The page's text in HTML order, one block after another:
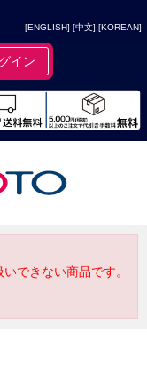
[ENGLISH] [中文] [KOREAN]
イン
できない商品です。